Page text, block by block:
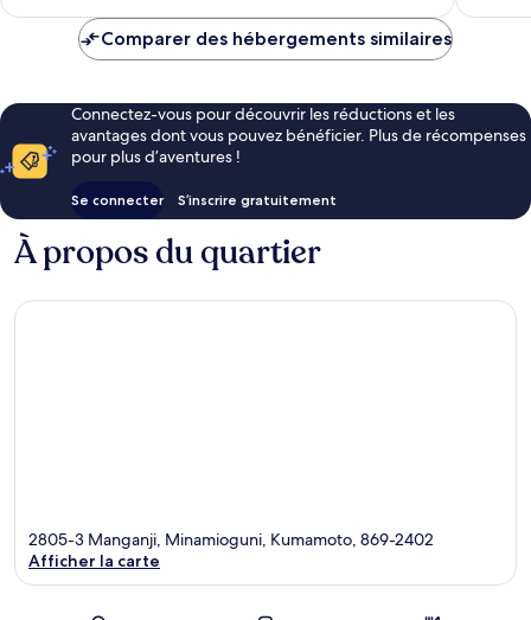
est
de
29 avis
Comparer des hébergements similaires
Connectez-vous pour découvrir les réductions et les
avantages dont vous pouvez bénéficier. Plus de récompenses
pour plus d’aventures !
Se connecter S’inscrire gratuitement
À propos du quartier
2805-3 Manganji, Minamioguni, Kumamoto, 869-2402
Afficher la carte